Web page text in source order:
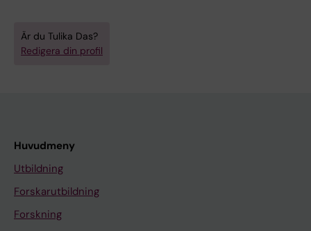
Är du Tulika Das?
Redigera din profil
Huvudmeny
Utbildning
Forskarutbildning
Forskning